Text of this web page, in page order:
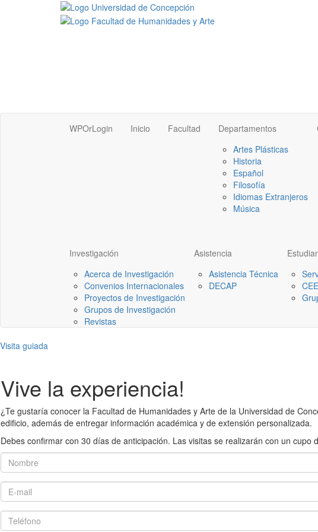
WPOrLogin Inicio Facultad
Departamentos
Artes Plásticas
Historia
Español
Filosofía
Idiomas Extranjeros
Música
Investigación
Acerca de Investigación
Convenios Internacionales
Proyectos de Investigación
Grupos de Investigación
Revistas
Asistencia
Asistencia Técnica
DECAP
CEE
Visita guiada
Vive la experiencia!
¿Te gustaría conocer la Facultad de Humanidades y Arte de la Universidad de
edificio, además de entregar información académica y de extensión personalizada.
Debes confirmar con 30 días de anticipación. Las visitas se realizarán con un cupo
Nombre
E-mail
Teléfono